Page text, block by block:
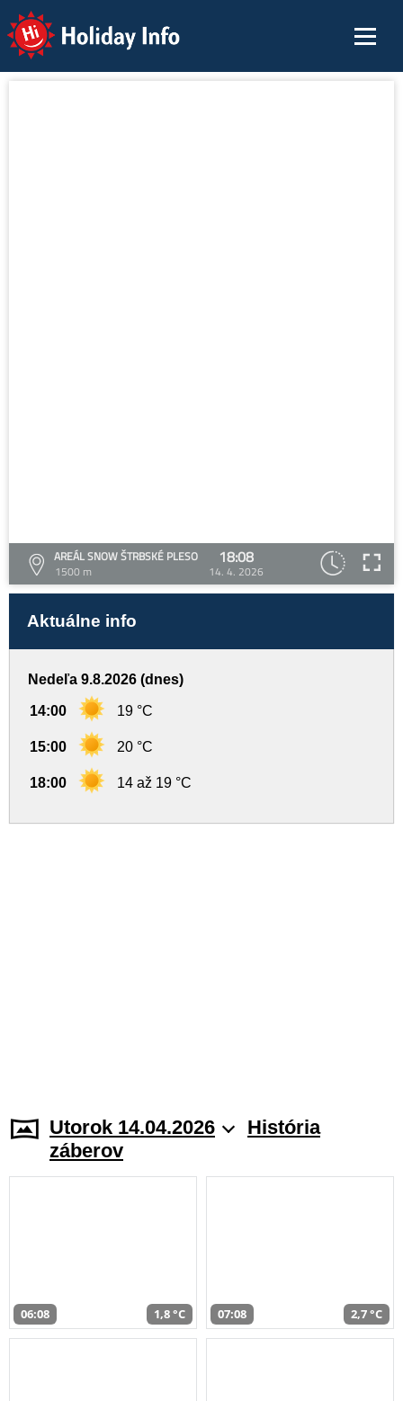
Holiday Info
AREÁL SNOW ŠTRBSKÉ PLESO
1500 m
18:08
14. 4. 2026
Aktuálne info
Nedeľa 9.8.2026 (dnes)
14:00 19 °C
15:00 20 °C
18:00 14 až 19 °C
Utorok 14.04.2026
História
záberov
06:08 1,8 °C 07:08 2,7 °C